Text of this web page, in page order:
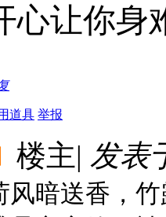
心让你身
道具 举报
楼主| 发表
风暗送香，